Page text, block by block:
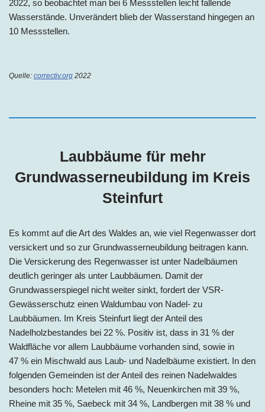
2022, so beobachtet man bei 6 Messstellen leicht fallende
Wasserstände. Unverändert blieb der Wasserstand hingegen an
10 Messstellen.
Quelle: correctiv.org 2022
Laubbäume für mehr
Grundwasserneubildung im Kreis
Steinfurt
Es kommt auf die Art des Waldes an, wie viel Regenwasser dort
versickert und so zur Grundwasserneubildung beitragen kann.
Die Versickerung des Regenwasser ist unter Nadelbäumen
deutlich geringer als unter Laubbäumen. Damit der
Grundwasserspiegel nicht weiter sinkt, fordert der VSR-
Gewässerschutz einen Waldumbau von Nadel- zu
Laubbäumen. Im Kreis Steinfurt liegt der Anteil des
Nadelholzbestandes bei 22 %. Positiv ist, dass in 31 % der
Waldfläche vor allem Laubbäume vorhanden sind, sowie in
47 % ein Mischwald aus Laub- und Nadelbäume existiert. In den
folgenden Gemeinden ist der Anteil des reinen Nadelwaldes
besonders hoch: Metelen mit 46 %, Neuenkirchen mit 39 %,
Rheine mit 35 %, Saebeck mit 34 %, Landbergen mit 38 % und